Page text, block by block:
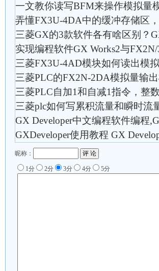
一文教你读写BFM来操作模拟量
弄懂FX3U-4DA中的缓冲存储区
三菱GX的3款软件各有啥区别？
实现编程软件GX Works2与
三菱FX3U-4AD模块如何读出模
三菱PLC的FX2N-2DA模拟量输
三菱PLC自加1和自减1指令，整
三菱plc如何写累积流量和瞬时流
GX Developer中文编程软件编程
GXDeveloper使用教程 GX
昵称：
1分 2分 3分 4分 5分